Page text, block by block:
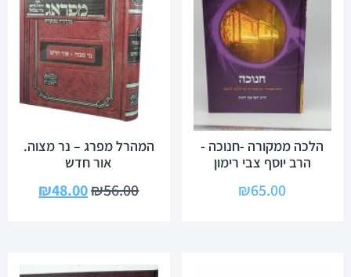
הלכה ממקורה -חנוכה -
הרב יוסף צבי רימון
₪65.00
המהרל מפרג – נר מצוה.
אור חדש
₪56.00
₪48.00